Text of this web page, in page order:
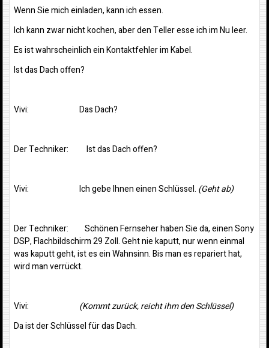
Wenn Sie mich einladen, kann ich essen.
Ich kann zwar nicht kochen, aber den Teller esse ich im Nu leer.
Es ist wahrscheinlich ein Kontaktfehler im Kabel.
Ist das Dach offen?
Vivi: Das Dach?
Der Techniker: Ist das Dach offen?
Vivi: Ich gebe Ihnen einen Schlüssel. (Geht ab)
Der Techniker: Schönen Fernseher haben Sie da, einen Sony
DSP, Flachbildschirm 29 Zoll. Geht nie kaputt, nur wenn einmal
was kaputt geht, ist es ein Wahnsinn. Bis man es repariert hat,
wird man verrückt.
Vivi: (Kommt zurück, reicht ihm den Schlüssel)
Da ist der Schlüssel für das Dach.